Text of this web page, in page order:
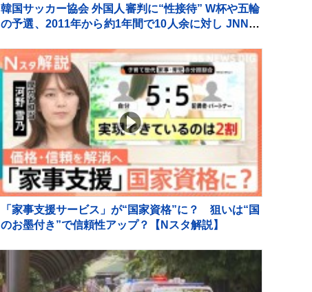
韓国サッカー協会 外国人審判に“性接待” W杯や五輪
の予選、2011年から約1年間で10人余に対し JNN報
「家事支援サービス」が“国家資格”に？ 狙いは“国
のお墨付き”で信頼性アップ？【Nスタ解説】